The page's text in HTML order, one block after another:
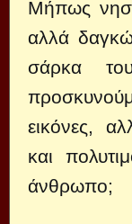
Μήπως
αλλά
σάρκα
εικόνες,
και
άνθρωπο;